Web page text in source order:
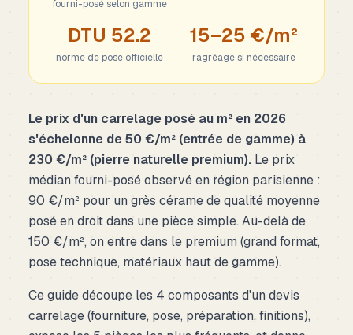
fourni-posé selon gamme
DTU 52.2
norme de pose officielle
15–25 €/m²
ragréage si nécessaire
Le prix d'un carrelage posé au m² en 2026
s'échelonne de 50 €/m² (entrée de gamme) à
230 €/m² (pierre naturelle premium). Le prix
médian fourni-posé observé en région parisienne :
90 €/m² pour un grès cérame de qualité moyenne
posé en droit dans une pièce simple. Au-delà de
150 €/m², on entre dans le premium (grand format,
pose technique, matériaux haut de gamme).
Ce guide découpe les 4 composants d'un devis
carrelage (fourniture, pose, préparation, finitions),